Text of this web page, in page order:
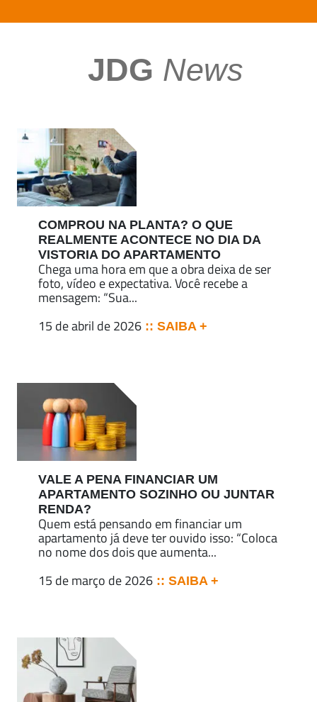
JDG News
COMPROU NA PLANTA? O QUE
REALMENTE ACONTECE NO DIA DA
VISTORIA DO APARTAMENTO
Chega uma hora em que a obra deixa de ser
foto, vídeo e expectativa. Você recebe a
mensagem: “Sua...
15 de abril de 2026 :: SAIBA +
VALE A PENA FINANCIAR UM
APARTAMENTO SOZINHO OU JUNTAR
RENDA?
Quem está pensando em financiar um
apartamento já deve ter ouvido isso: “Coloca
no nome dos dois que aumenta...
15 de março de 2026 :: SAIBA +